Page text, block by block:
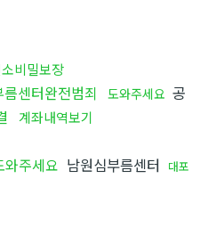
비밀보장
름센터완전범죄 도와주세요 공
계좌내역보기
와주세요 남원심부름센터 대포